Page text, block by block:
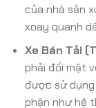
của nhà sản
xoay quanh
Xe Bán Tải
phải đối mặt
được sử
phận như hệ